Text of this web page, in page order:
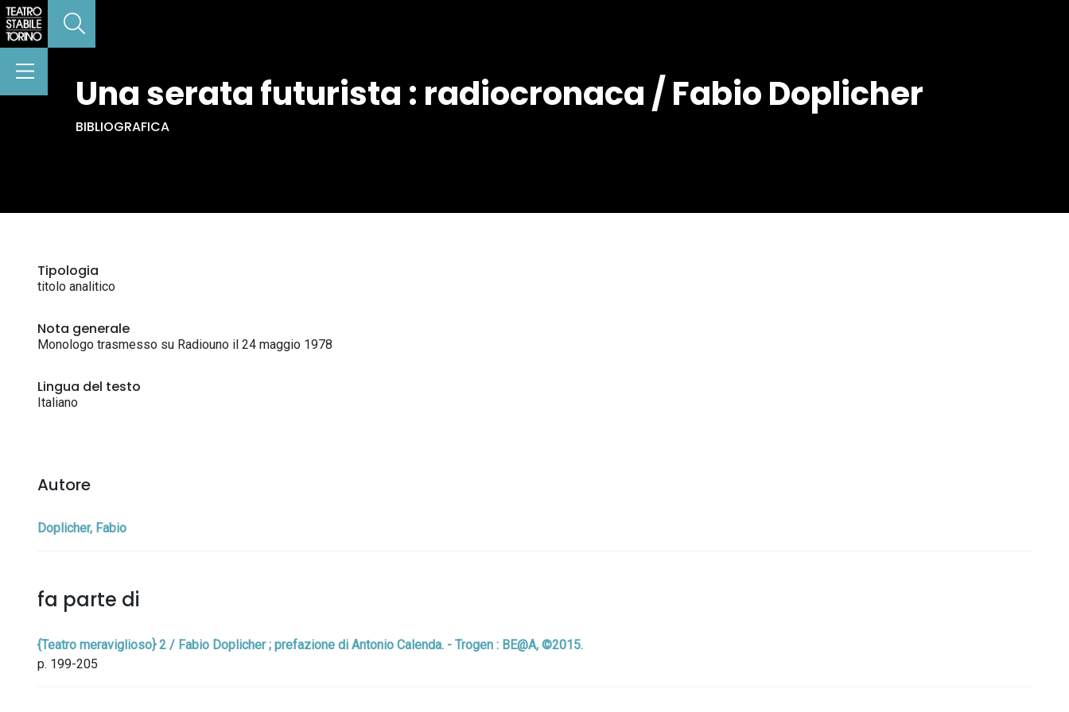
Una serata futurista : radiocronaca / Fabio Doplicher
BIBLIOGRAFICA
Tipologia
titolo analitico
Nota generale
Monologo trasmesso su Radiouno il 24 maggio 1978
Lingua del testo
Italiano
Autore
Doplicher, Fabio
fa parte di
{Teatro meraviglioso} 2 / Fabio Doplicher ; prefazione di Antonio Calenda. - Trogen : BE@A, ©2015.
p. 199-205